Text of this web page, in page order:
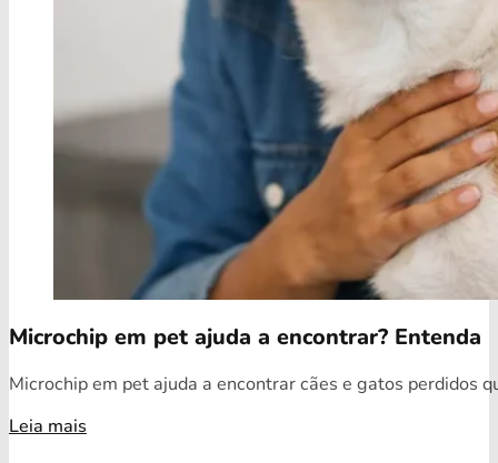
Microchip em pet ajuda a encontrar? Entenda
Microchip em pet ajuda a encontrar cães e gatos perdidos
Leia mais